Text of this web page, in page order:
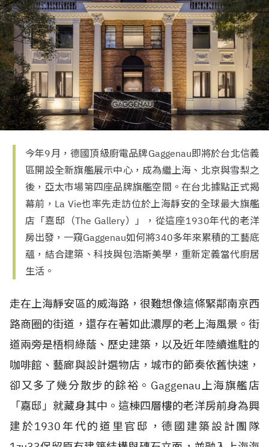
今年9月，德國頂級廚電品牌Gaggenau即將於台北信義
區開設全新旗艦展示中心，成為繼上海、北京與雪梨之
後，亞太市場第四座品牌旗艦空間。在台北據點正式揭
幕前，La Vie也率先走訪位於上海靜安的全球最大旗艦
店「嘉邸（The Gallery）」，從這座1930年代的老洋
房出發，一窺Gaggenau如何將340多年來累積的工藝底
蘊，結合建築、科技與包浩斯美學，重新定義當代廚居
生活。
走在上海靜安區的威海路，很難想像這條緊鄰南京西
路商圈的街道，還存在著如此濃厚的老上海風景。街
道兩旁是梧桐綠蔭、歷史建築，以及近年陸續進駐的
咖啡館、藝廊與設計選物店，城市的節奏依舊快速，
卻又多了幾分散步的餘裕。Gaggenau上海旗艦店
「嘉邸」就藏身其中。這棟四層樓的老洋房前身為興
建於1930年代的道里官邸，德國建築設計團隊